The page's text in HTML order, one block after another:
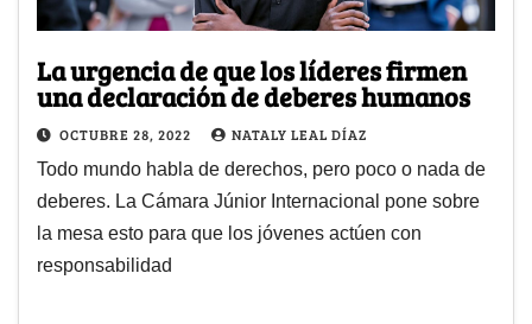
La urgencia de que los líderes firmen
una declaración de deberes humanos
OCTUBRE 28, 2022 NATALY LEAL DÍAZ
Todo mundo habla de derechos, pero poco o nada de
deberes. La Cámara Júnior Internacional pone sobre
la mesa esto para que los jóvenes actúen con
responsabilidad